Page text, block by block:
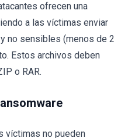
ofrecen una
a las víctimas enviar
no sensibles (menos de 2
Estos archivos deben
o RAR.
víctimas no pueden